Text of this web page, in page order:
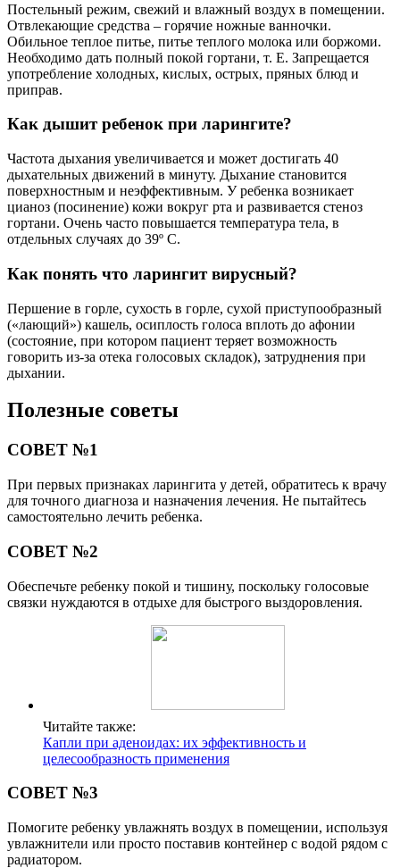
Постельный режим, свежий и влажный воздух в помещении.
Отвлекающие средства – горячие ножные ванночки.
Обильное теплое питье, питье теплого молока или боржоми.
Необходимо дать полный покой гортани, т. Е. Запрещается
употребление холодных, кислых, острых, пряных блюд и
приправ.
Как дышит ребенок при ларингите?
Частота дыхания увеличивается и может достигать 40
дыхательных движений в минуту. Дыхание становится
поверхностным и неэффективным. У ребенка возникает
цианоз (посинение) кожи вокруг рта и развивается стеноз
гортани. Очень часто повышается температура тела, в
отдельных случаях до 39º С.
Как понять что ларингит вирусный?
Першение в горле, сухость в горле, сухой приступообразный
(«лающий») кашель, осиплость голоса вплоть до афонии
(состояние, при котором пациент теряет возможность
говорить из-за отека голосовых складок), затруднения при
дыхании.
Полезные советы
СОВЕТ №1
При первых признаках ларингита у детей, обратитесь к врачу
для точного диагноза и назначения лечения. Не пытайтесь
самостоятельно лечить ребенка.
СОВЕТ №2
Обеспечьте ребенку покой и тишину, поскольку голосовые
связки нуждаются в отдыхе для быстрого выздоровления.
Читайте также:
Капли при аденоидах: их эффективность и
целесообразность применения
СОВЕТ №3
Помогите ребенку увлажнять воздух в помещении, используя
увлажнители или просто поставив контейнер с водой рядом с
радиатором.